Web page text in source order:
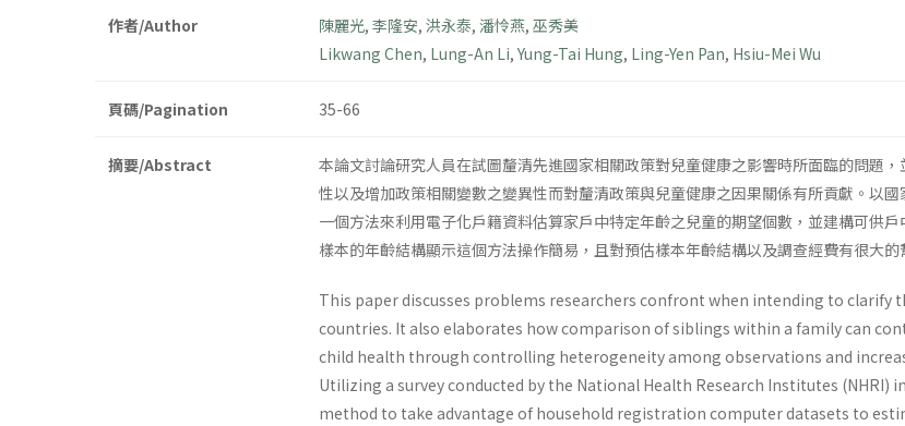
作者/Author 陳麗光, 李隆安, 洪永泰, 潘怜燕, 巫秀美
Likwang Chen, Lung-An Li, Yung-Tai Hung, Ling-Yen Pan, Hsiu-Mei Wu
頁碼/Pagination 35-66
摘要/Abstract
本論文討論研究人員在試圖釐清先進國家相關政策對兒童健康之影響時所面臨的問題
性以及增加政策相關變數之變異性而對釐清政策與兒童健康之因果關係有所貢獻。以
一個方法來利用電子化戶籍資料估算家戶中特定年齡之兒童的期望個數，並建構可供
樣本的年齡結構顯示這個方法操作簡易，且對預估樣本年齡結構以及調查經費有很大的
This paper discusses problems researchers confront when intending to clarify
countries. It also elaborates how comparison of siblings within a family can
child health through controlling heterogeneity among observations and
Utilizing a survey conducted by the National Health Research Institutes (NHRI)
method to take advantage of household registration computer datasets to